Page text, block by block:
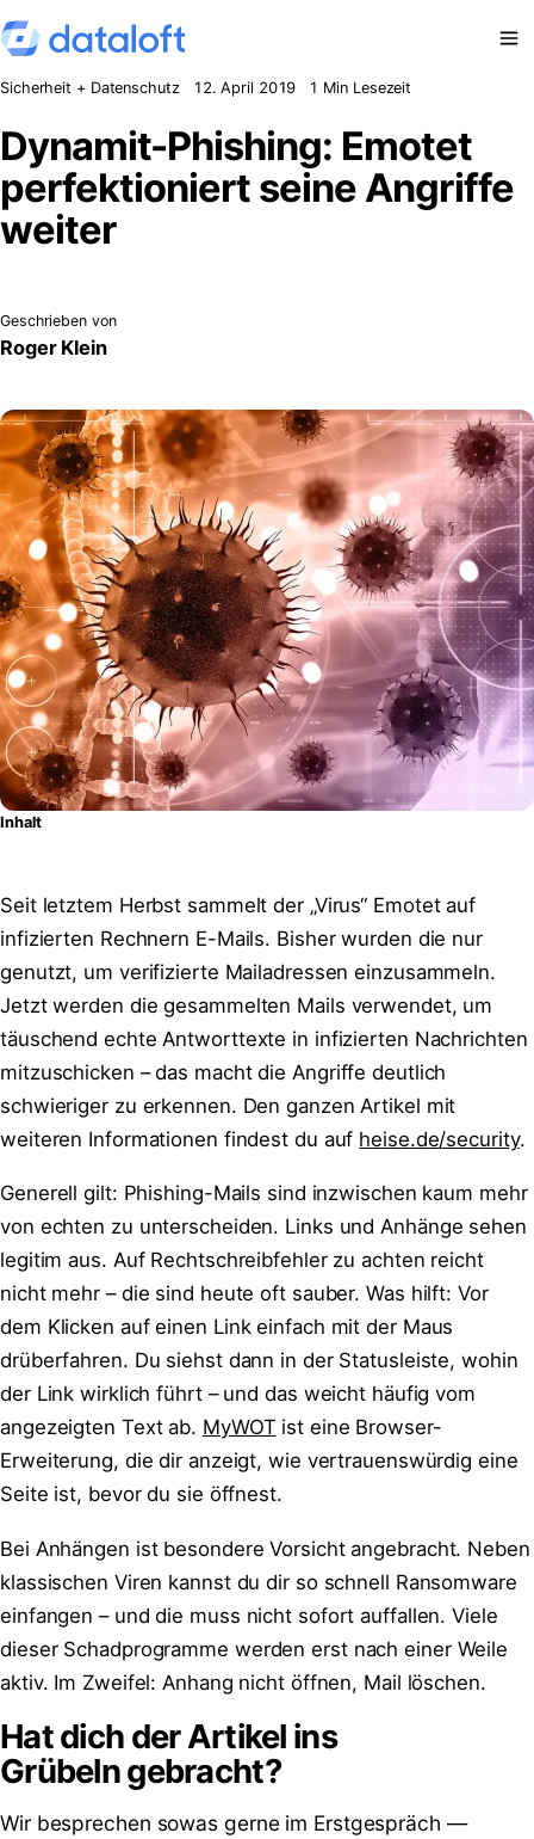
Zum Inhalt springen
Sicherheit + Datenschutz 12. April 2019 1 Min Lesezeit
Dynamit-Phishing: Emotet
perfektioniert seine Angriffe
weiter
Geschrieben von
Roger Klein
Inhalt
Seit letztem Herbst sammelt der „Virus“ Emotet auf
infizierten Rechnern E-Mails. Bisher wurden die nur
genutzt, um verifizierte Mailadressen einzusammeln.
Jetzt werden die gesammelten Mails verwendet, um
täuschend echte Antworttexte in infizierten Nachrichten
mitzuschicken – das macht die Angriffe deutlich
schwieriger zu erkennen. Den ganzen Artikel mit
weiteren Informationen findest du auf heise.de/security.
Generell gilt: Phishing-Mails sind inzwischen kaum mehr
von echten zu unterscheiden. Links und Anhänge sehen
legitim aus. Auf Rechtschreibfehler zu achten reicht
nicht mehr – die sind heute oft sauber. Was hilft: Vor
dem Klicken auf einen Link einfach mit der Maus
drüberfahren. Du siehst dann in der Statusleiste, wohin
der Link wirklich führt – und das weicht häufig vom
angezeigten Text ab. MyWOT ist eine Browser-
Erweiterung, die dir anzeigt, wie vertrauenswürdig eine
Seite ist, bevor du sie öffnest.
Bei Anhängen ist besondere Vorsicht angebracht. Neben
klassischen Viren kannst du dir so schnell Ransomware
einfangen – und die muss nicht sofort auffallen. Viele
dieser Schadprogramme werden erst nach einer Weile
aktiv. Im Zweifel: Anhang nicht öffnen, Mail löschen.
Hat dich der Artikel ins
Grübelngebracht?
Wir besprechen sowas gerne im Erstgespräch —